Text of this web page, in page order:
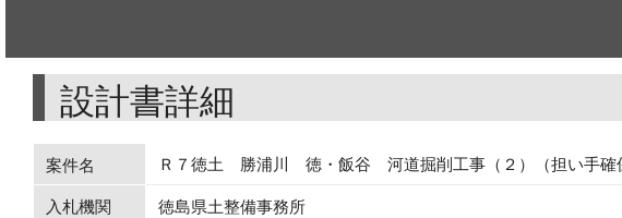
設計書詳細
案件名
Ｒ７徳土 勝浦川 徳・飯谷 河道掘削工事（２）（担い手確
入札機関
徳島県土整備事務所